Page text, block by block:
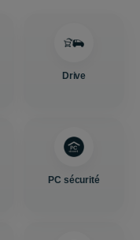
Drive
PC sécurité